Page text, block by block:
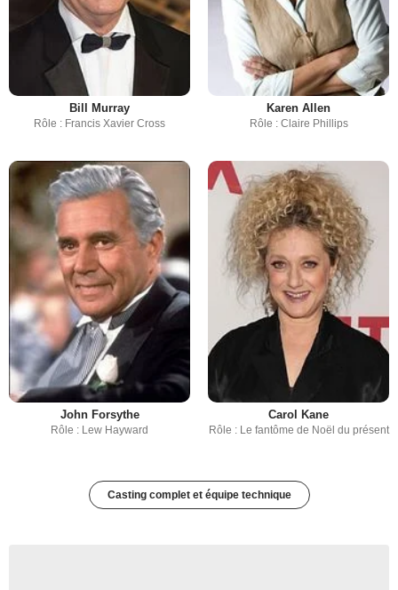
Bill Murray
Rôle : Francis Xavier Cross
Karen Allen
Rôle : Claire Phillips
John Forsythe
Rôle : Lew Hayward
Carol Kane
Rôle : Le fantôme de Noël du présent
Casting complet et équipe technique